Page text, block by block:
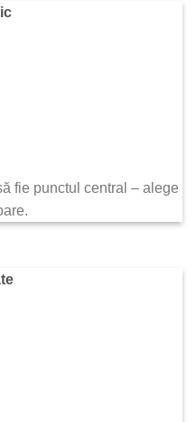
fie punctul central – alege